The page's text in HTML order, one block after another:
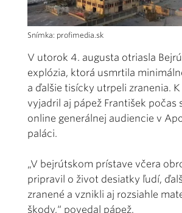
Snímka: profimedia.sk
V utorok 4. augusta otriasla
explózia, ktorá usmrtila
a ďalšie tisícky utrpeli zranenia.
vyjadril aj pápež František počas
online generálnej audiencie v
paláci.
„V bejrútskom prístave včera
pripravil o život desiatky ľudí,
zranené a vznikli aj rozsiahle
škody,“ povedal pápež.